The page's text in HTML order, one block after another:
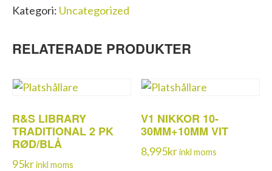
01704
mängd
Kategori: Uncategorized
RELATERADE PRODUKTER
R&S LIBRARY
TRADITIONAL 2 PK
RØD/BLÅ
95krinkl moms
V1 NIKKOR 10-
30MM+10MM VIT
8,995krinkl moms